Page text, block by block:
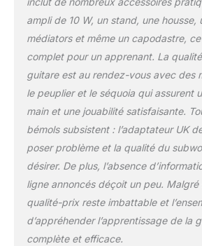
TAILLE /
Longueur
cm ;
diapason :
Largeur du
; Nombre
frettes ;
Adaptateur
Uni/EU
secteur
ampli de 10 W, un stand, une housse,
médiators et même un capodastre,
complet pour un apprenant. La
guitare est au rendez-vous avec des
le peuplier et le séquoia qui assurent
main et une jouabilité satisfaisante.
bémols subsistent : l’adaptateur UK
poser problème et la qualité du
désirer. De plus, l’absence
ligne annoncés déçoit un peu.
qualité-prix reste imbattable et
d’appréhender l’apprentissage de la
complète et efficace.